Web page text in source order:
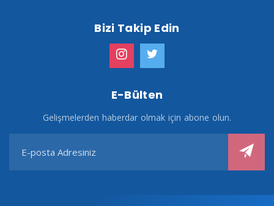
Bizi Takip Edin
E-Bülten
Gelişmelerden haberdar olmak için abone olun.